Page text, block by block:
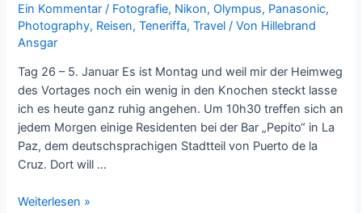
Ein Kommentar / Fotografie, Nikon,Olympus, Panasonic,
Photography, Reisen,Teneriffa,Travel / Von Hillebrand
Ansgar
Tag 26 – 5. Januar Es ist Montag und weil mir der Heimweg
des Vortages noch ein wenig in den Knochen steckt lasse
ich es heute ganz ruhig angehen. Um 10h30 treffen sich an
jedem Morgen einige Residenten bei der Bar „Pepito“ in La
Paz, dem deutschsprachigen Stadtteil von Puerto de la
Cruz. Dort will …
Teneriffa
Weiterlesen »